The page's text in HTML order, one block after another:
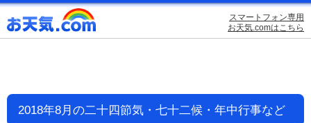
スマートフォン専用
お天気.comはこちら
2018年8月の二十四節気・七十二候・年中行事など